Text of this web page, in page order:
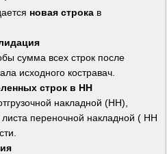
новая строка в
сумма всех строк после
исходного костравач.
строк в НН
накладной (НН),